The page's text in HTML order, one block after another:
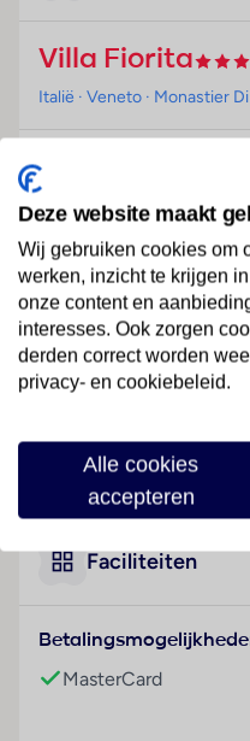
Villa Fiorita
Italië · Veneto · Monastier
Ligging
Dit hotel ligt op ca. 20
Monastier di Treviso.
Hotelfaciliteiten
Het vriendelijke
alle vragen
behoren een
wisselkantoor. Via Wi-Fi
het boeken van
meerdere voor
vrijetijdsbestedingen.
een souvenirwinkel zijn
komt, kan hem
het hotel parkeren. Tot
behoren een 24-uurs
Faciliteiten
MasterCard
Deze website maakt
Wij gebruiken cookies om
werken, inzicht te krijgen
onze content en
interesses. Ook zorgen
derden correct worden
privacy- en cookiebeleid.
Alle cookies
accepteren